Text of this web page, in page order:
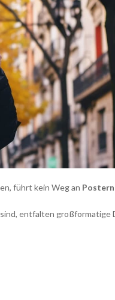
führt kein Weg an Postern
entfalten großformatige